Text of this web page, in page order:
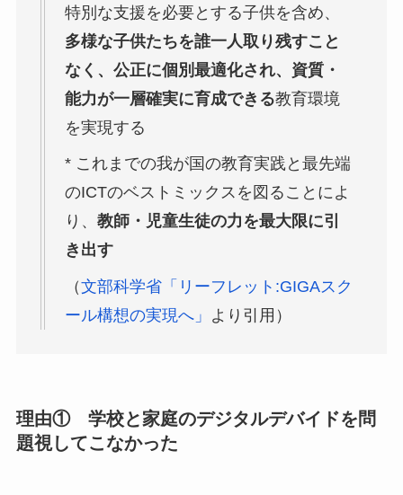
特別な支援を必要とする子供を含め、
多様な子供たちを誰一人取り残すこと
なく、公正に個別最適化され、資質・
能力が一層確実に育成できる教育環境
を実現する
* これまでの我が国の教育実践と最先端
のICTのベストミックスを図ることによ
り、 教師・児童生徒の力を最大限に引
き出す
（文部科学省「リーフレット:GIGAスク
ール構想の実現へ」 より引用）
理由① 学校と家庭のデジタルデバイドを問
題視してこなかった